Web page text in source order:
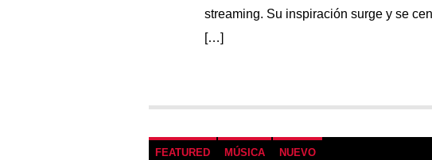
streaming. Su inspiración surge y se
[…]
FEATURED MÚSICA NUEVO